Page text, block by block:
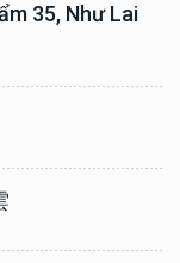
35, Như Lai